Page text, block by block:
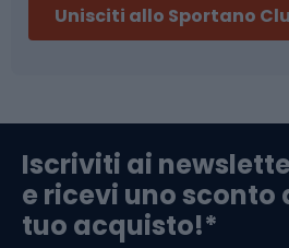
Abbigliamento da
Componenti per biciclette
Arrampicata
Unisciti allo Sportano
Iscriviti ai
e ricevi uno sconto
tuo acquisto!*